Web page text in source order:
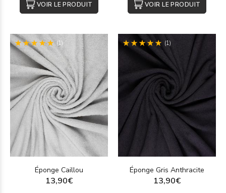
VOIR LE PRODUIT VOIR LE PRODUIT
(1)
Éponge Caillou
13,90€
(1)
Éponge Gris Anthracite
13,90€